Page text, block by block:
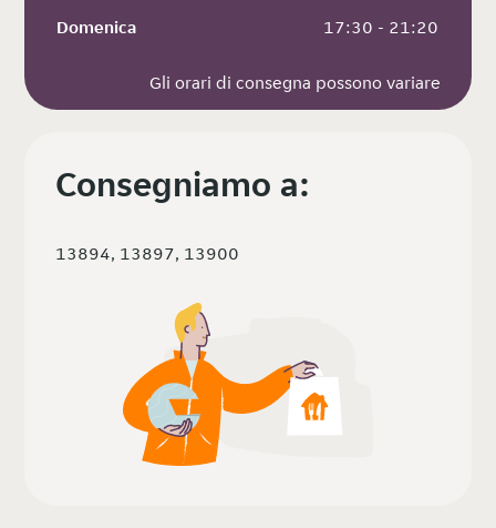
Domenica
17:30 - 21:20
Gli orari di consegna possono variare
Consegniamo a:
13894, 13897, 13900